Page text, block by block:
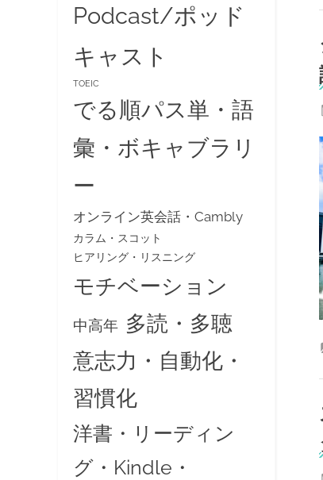
Podcast/ポッド
キャスト
TOEIC
でる順パス単・語
彙・ボキャブラリ
ー
オンライン英会話・Cambly
カラム・スコット
ヒアリング・リスニング
モチベーション
中高年 多読・多聴
意志力・自動化・
習慣化
洋書・リーディン
グ・Kindle・